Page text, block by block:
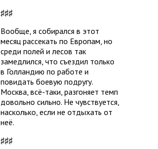
♯♯♯
Вообще, я собирался в этот
месяц рассекать по Европам, но
среди полей и лесов так
замедлился, что съездил только
в Голландию по работе и
повидать боевую подругу.
Москва, всё-таки, разгоняет темп
довольно сильно. Не чувствуется,
насколько, если не отдыхать от
неё.
♯♯♯